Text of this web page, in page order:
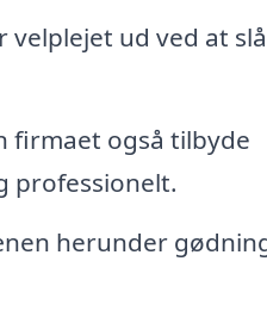
ud ved at slå
firmaet også tilbyde
professionelt.
herunder